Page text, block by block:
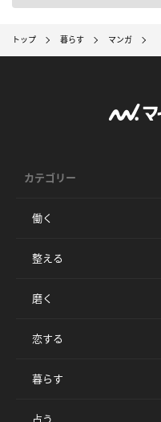
トップ 暮らす マンガ
カテゴリー
働く
整える
磨く
恋する
暮らす
占う